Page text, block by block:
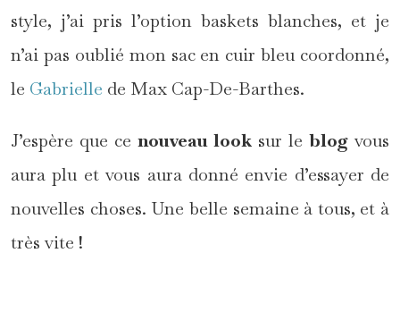
style, j’ai pris l’option baskets blanches, et je
n’ai pas oublié mon sac en cuir bleu coordonné,
le Gabrielle de Max Cap-De-Barthes.
J’espère que ce nouveau look sur le blog vous
aura plu et vous aura donné envie d’essayer de
nouvelles choses. Une belle semaine à tous, et à
très vite !